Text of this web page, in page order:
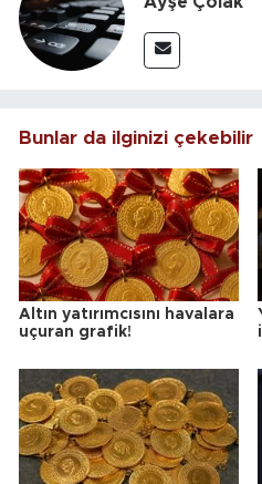
Bunlar da ilginizi çekebilir
Altın yatırımcısını havalara
uçuran grafik!